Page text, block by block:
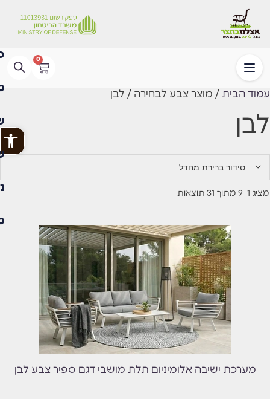
0
עמוד הבית / מוצר צבע לבחירה / לבן
לבן
מציג 1–9 מתוך 31 תוצאות
מערכת ישיבה אלומיניום תלת מושבי דגם ספיר צבע לבן